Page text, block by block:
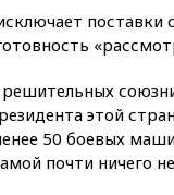
этой
50 боевых
почти ничего